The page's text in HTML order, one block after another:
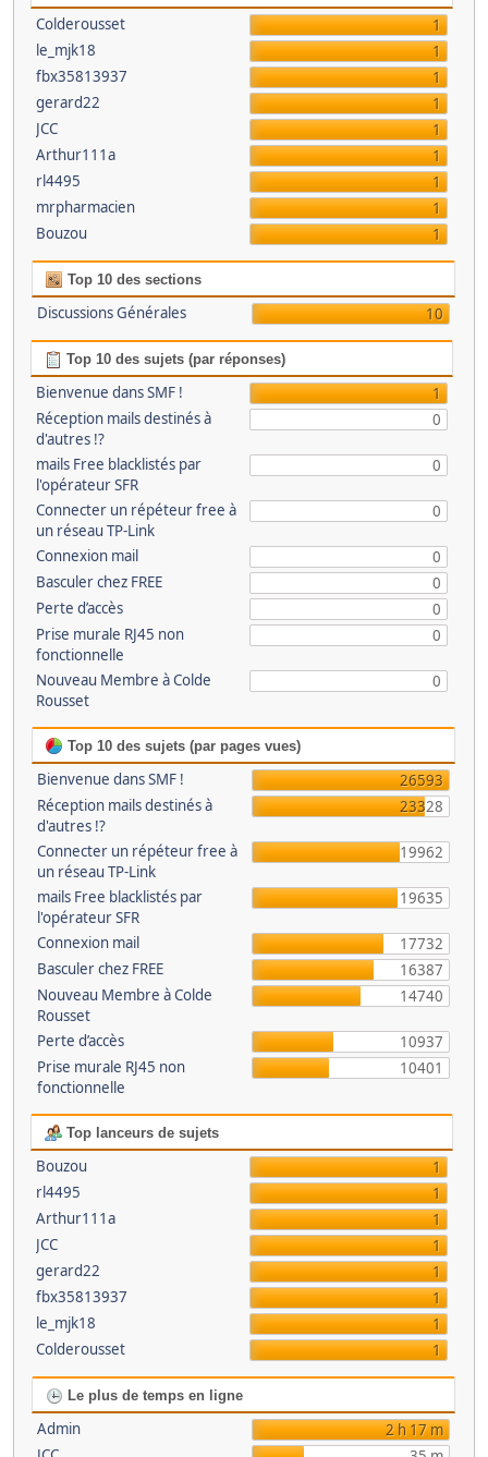
Colderousset
1
le_mjk18
1
fbx35813937
1
gerard22
1
JCC
1
Arthur111a
1
rl4495
1
mrpharmacien
1
Bouzou
1
Top 10 des sections
Discussions Générales 10
Top 10 des sujets (par réponses)
Bienvenue dans SMF !
1
Réception mails destinés à
d'autres !?
0
mails Free blacklistés par
l'opérateur SFR
0
Connecter un répéteur free à
un réseau TP-Link
0
Connexion mail
0
Basculer chez FREE
0
Perte d’accès
0
Prise murale RJ45 non
fonctionnelle
0
Nouveau Membre à Colde
Rousset
0
Top 10 des sujets (par pages vues)
Bienvenue dans SMF !
26593
Réception mails destinés à
d'autres !?
23328
Connecter un répéteur free à
un réseau TP-Link
19962
mails Free blacklistés par
l'opérateur SFR
19635
Connexion mail
17732
Basculer chez FREE
16387
Nouveau Membre à Colde
Rousset
14740
Perte d’accès
10937
Prise murale RJ45 non
fonctionnelle
10401
Top lanceurs de sujets
Bouzou
1
rl4495
1
Arthur111a
1
JCC
1
gerard22
1
fbx35813937
1
le_mjk18
1
Colderousset
1
Le plus de temps en ligne
Admin
2 h 17 m